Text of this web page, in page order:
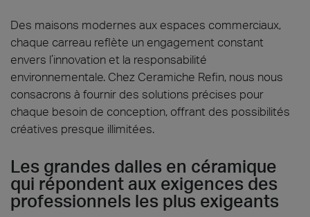
Des maisons modernes aux espaces commerciaux,
chaque carreau reflète un engagement constant
envers l’innovation et la responsabilité
environnementale. Chez Ceramiche Refin, nous nous
consacrons à fournir des solutions précises pour
chaque besoin de conception, offrant des possibilités
créatives presque illimitées.
Les grandes dalles en céramique
qui répondent aux exigences des
professionnels les plus exigeants